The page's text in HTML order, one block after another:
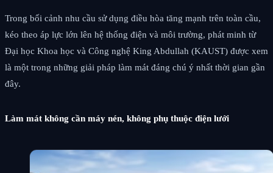
Trong bối cảnh nhu cầu sử dụng điều hòa tăng mạnh trên toàn cầu,
kéo theo áp lực lớn lên hệ thống điện và môi trường, phát minh từ
Đại học Khoa học và Công nghệ King Abdullah (KAUST) được xem
là một trong những giải pháp làm mát đáng chú ý nhất thời gian gần
đây.
Làm mát không cần máy nén, không phụ thuộc điện lưới